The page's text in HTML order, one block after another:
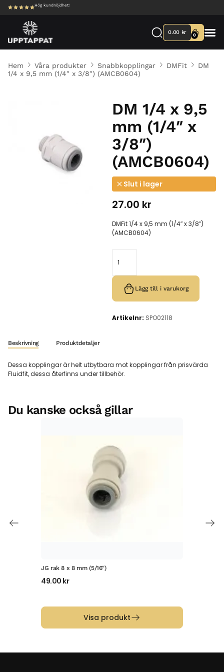
Hög kundnöjdhet!
0.00 kr 0
Hem Våra produkter Snabbkopplingar DMFit
DM
1/4 x 9,5 mm (1/4″ x 3/8″) (AMCB0604)
DM 1/4 x 9,5
mm (1/4″ x
3/8″)
(AMCB0604)
Slut i lager
27.00 kr
DMFit 1/4 x 9,5 mm (1/4″ x 3/8″)
(AMCB0604)
Lägg till i varukorg
Artikelnr: SPO02118
Beskrivning Produktdetaljer
Dessa kopplingar är helt utbytbara mot kopplingar från prisvärda
Fluidfit, dessa återfinns under tillbehör.
Du kanske också gillar
JG rak 8 x 8 mm (5/16″)
49.00 kr
Visa produkt